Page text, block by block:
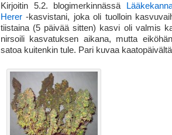
Kirjoitin 5.2. blogimerkinnässä
Herer -kasvistani, joka oli tuolloin
tiistaina (5 päivää sitten) kasvi oli valmis
nirsoili kasvatuksen aikana, mutta
satoa kuitenkin tule. Pari kuvaa